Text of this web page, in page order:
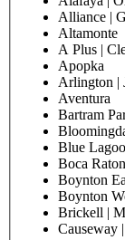
Alliance |
Altamonte
A Plus |
Apopka
Arlington |
Aventura
Bartram
Blue
Boca Raton
Boynton
Boynton
Brickell |
Causeway